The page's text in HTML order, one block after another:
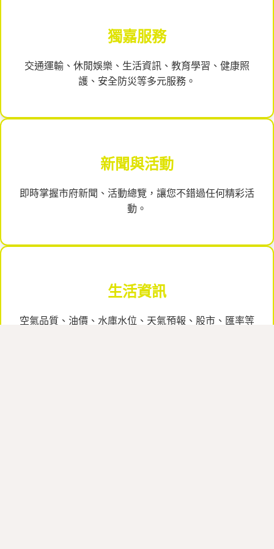
獨嘉服務
交通運輸、休閒娛樂、生活資訊、教育學習、健康照
護、安全防災等多元服務。
新聞與活動
即時掌握市府新聞、活動總覽，讓您不錯過任何精彩活
動。
生活資訊
空氣品質、油價、水庫水位、天氣預報、股市、匯率等